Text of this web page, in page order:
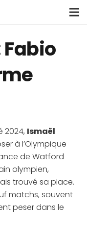
Fabio
2024, Ismaël
à l’Olympique
de Watford
olympien,
trouvé sa place.
matchs, souvent
peser dans le